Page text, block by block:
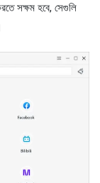
সক্ষম হবে, সেগুলি